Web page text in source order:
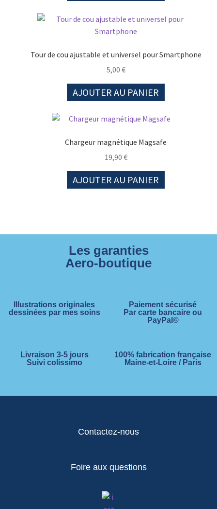
Tour de cou ajustable et universel pour Smartphone
5,00 €
AJOUTER AU PANIER
Chargeur magnétique Magsafe
19,90 €
AJOUTER AU PANIER
Les garanties
Aero-boutique
Illustrations originales
dessinées par mes soins
Paiement sécurisé
Par carte bancaire ou
PayPal©
Livraison 3-5 jours
Suivi colissimo
100% fabrication française
Maine-et-Loire / Paris
Contactez-nous
Foire aux questions